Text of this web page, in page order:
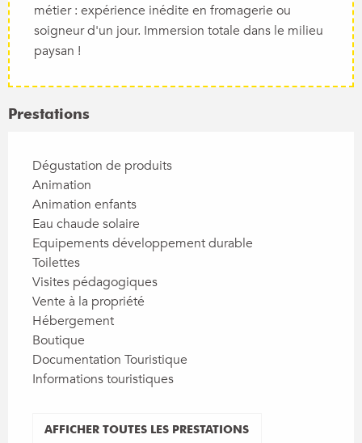
métier : expérience inédite en fromagerie ou
soigneur d'un jour. Immersion totale dans le milieu
paysan !
Prestations
Dégustation de produits
Animation
Animation enfants
Eau chaude solaire
Equipements développement durable
Toilettes
Visites pédagogiques
Vente à la propriété
Hébergement
Boutique
Documentation Touristique
Informations touristiques
AFFICHER TOUTES LES PRESTATIONS